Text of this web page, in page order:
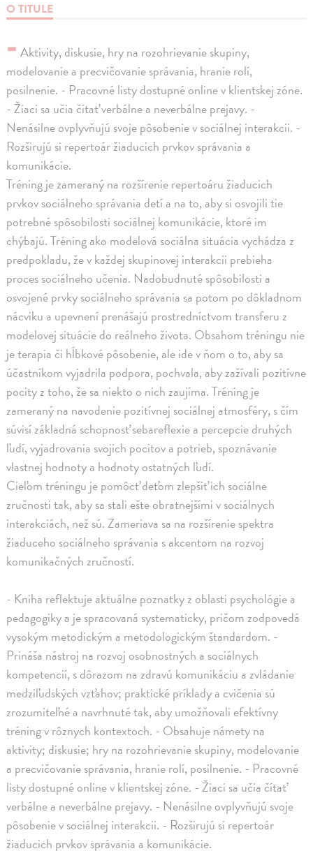
O TITULE
- Aktivity, diskusie, hry na rozohrievanie skupiny,
modelovanie a precvičovanie správania, hranie rolí,
posilnenie. - Pracovné listy dostupné online v klientskej zóne.
- Žiaci sa učia čítať verbálne a neverbálne prejavy. -
Nenásilne ovplyvňujú svoje pôsobenie v sociálnej interakcii. -
Rozširujú si repertoár žiaducich prvkov správania a
komunikácie.
Tréning je zameraný na rozšírenie repertoáru žiaducich
prvkov sociálneho správania detí a na to, aby si osvojili tie
potrebné spôsobilosti sociálnej komunikácie, ktoré im
chýbajú. Tréning ako modelová sociálna situácia vychádza z
predpokladu, že v každej skupinovej interakcii prebieha
proces sociálneho učenia. Nadobudnuté spôsobilosti a
osvojené prvky sociálneho správania sa potom po dôkladnom
nácviku a upevnení prenášajú prostredníctvom transferu z
modelovej situácie do reálneho života. Obsahom tréningu nie
je terapia či hĺbkové pôsobenie, ale ide v ňom o to, aby sa
účastníkom vyjadrila podpora, pochvala, aby zažívali pozitívne
pocity z toho, že sa niekto o nich zaujíma. Tréning je
zameraný na navodenie pozitívnej sociálnej atmosféry, s čím
súvisí základná schopnosť sebareflexie a percepcie druhých
ľudí, vyjadrovania svojich pocitov a potrieb, spoznávanie
vlastnej hodnoty a hodnoty ostatných ľudí.
Cieľom tréningu je pomôcť deťom zlepšiť ich sociálne
zručnosti tak, aby sa stali ešte obratnejšími v sociálnych
interakciách, než sú. Zameriava sa na rozšírenie spektra
žiaduceho sociálneho správania s akcentom na rozvoj
komunikačných zručností.
- Kniha reflektuje aktuálne poznatky z oblasti psychológie a
pedagogiky a je spracovaná systematicky, pričom zodpovedá
vysokým metodickým a metodologickým štandardom. -
Prináša nástroj na rozvoj osobnostných a sociálnych
kompetencií, s dôrazom na zdravú komunikáciu a zvládanie
medziľudských vzťahov; praktické príklady a cvičenia sú
zrozumiteľné a navrhnuté tak, aby umožňovali efektívny
tréning v rôznych kontextoch. - Obsahuje námety na
aktivity; diskusie; hry na rozohrievanie skupiny, modelovanie
a precvičovanie správania, hranie rolí, posilnenie. - Pracovné
listy dostupné online v klientskej zóne. - Žiaci sa učia čítať
verbálne a neverbálne prejavy. - Nenásilne ovplyvňujú svoje
pôsobenie v sociálnej interakcii. - Rozširujú si repertoár
žiaducich prvkov správania a komunikácie.